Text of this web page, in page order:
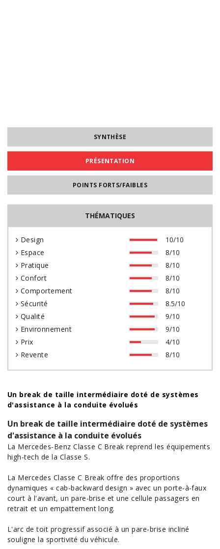
SYNTHÈSE
PRÉSENTATION
POINTS FORTS/FAIBLES
THÉMATIQUES
Design
10/10
Espace
8/10
Pratique
8/10
Confort
8/10
Comportement
8/10
Sécurité
8.5/10
Qualité
9/10
Environnement
9/10
Prix
4/10
Revente
8/10
Un break de taille intermédiaire doté de systèmes
d'assistance à la conduite évolués
Un break de taille intermédiaire doté de systèmes
d'assistance à la conduite évolués
La Mercedes-Benz Classe C Break reprend les équipements
high-tech de la Classe S.
La Mercedes Classe C Break offre des proportions
dynamiques « cab-backward design » avec un porte-à-faux
court à l'avant, un pare-brise et une cellule passagers en
retrait et un empattement long.
L'arc de toit progressif associé à un pare-brise incliné
souligne la sportivité du véhicule.